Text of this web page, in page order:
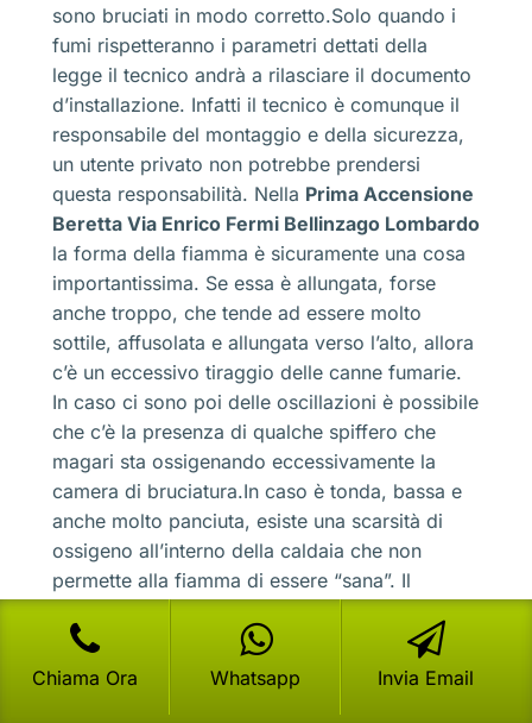
sono bruciati in modo corretto.Solo quando i
fumi rispetteranno i parametri dettati della
legge il tecnico andrà a rilasciare il documento
d’installazione. Infatti il tecnico è comunque il
responsabile del montaggio e della sicurezza,
un utente privato non potrebbe prendersi
questa responsabilità. Nella Prima Accensione
Beretta Via Enrico Fermi Bellinzago Lombardo
la forma della fiamma è sicuramente una cosa
importantissima. Se essa è allungata, forse
anche troppo, che tende ad essere molto
sottile, affusolata e allungata verso l’alto, allora
c’è un eccessivo tiraggio delle canne fumarie.
In caso ci sono poi delle oscillazioni è possibile
che c’è la presenza di qualche spiffero che
magari sta ossigenando eccessivamente la
camera di bruciatura.In caso è tonda, bassa e
anche molto panciuta, esiste una scarsità di
ossigeno all’interno della caldaia che non
permette alla fiamma di essere “sana”. Il
lentamente e riempire la camera di bruciatura
fino a far spegnere la stessa fiamma. Questo è
Chiama Ora Whatsapp Invia Email